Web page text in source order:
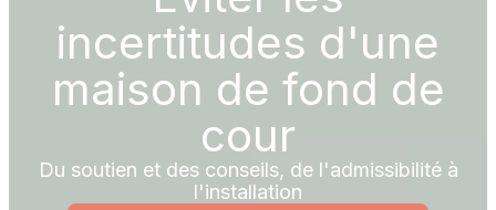
incertitudes d'une
maison de fond de
cour
Du soutien et des conseils, de l'admissibilité à
l'installation